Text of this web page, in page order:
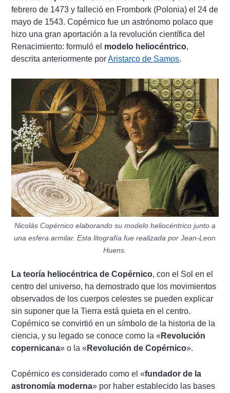
febrero de 1473 y falleció en Frombork (Polonia) el 24 de
mayo de 1543. Copérnico fue un astrónomo polaco que
hizo una gran aportación a la revolución científica del
Renacimiento: formuló el modelo heliocéntrico,
descrita anteriormente porAristarco de Samos.
Nicolás Copérnico elaborando su modelo heliocéntrico junto a
una esfera armilar. Esta litografía fue realizada por Jean-Leon
Huens.
La teoría heliocéntrica de Copérnico, con el Sol en el
centro del universo, ha demostrado que los movimientos
observados de los cuerpos celestes se pueden explicar
sin suponer que la Tierra está quieta en el centro.
Copérnico se convirtió en un símbolo de la historia de la
ciencia, y su legado se conoce como la « Revolución
copernicana» o la « Revolución de Copérnico».
Copérnico es considerado como el «fundador de la
astronomía moderna» por haber establecido las bases